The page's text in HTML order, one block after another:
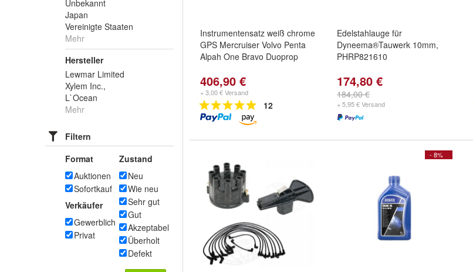
Unbekannt
Japan
Vereinigte Staaten
Mehr
Hersteller
Lewmar Limited
Xylem Inc.,
L`Ocean
Mehr
Filtern
Format
Auktionen
Sofortkauf
Verkäufer
Gewerblich
Privat
Zustand
Neu
Wie neu
Sehr gut
Gut
Akzeptabel
Überholt
Defekt
Instrumentensatz weiß chrome
GPS Mercruiser Volvo Penta
Alpah One Bravo Duoprop
406,90 €
+ 3,00 € Versand
12
Edelstahlauge für
Dyneema®Tauwerk 10mm,
PHRP821610
174,80 €
184,00 €
+ 5,95 € Versand
- 8%